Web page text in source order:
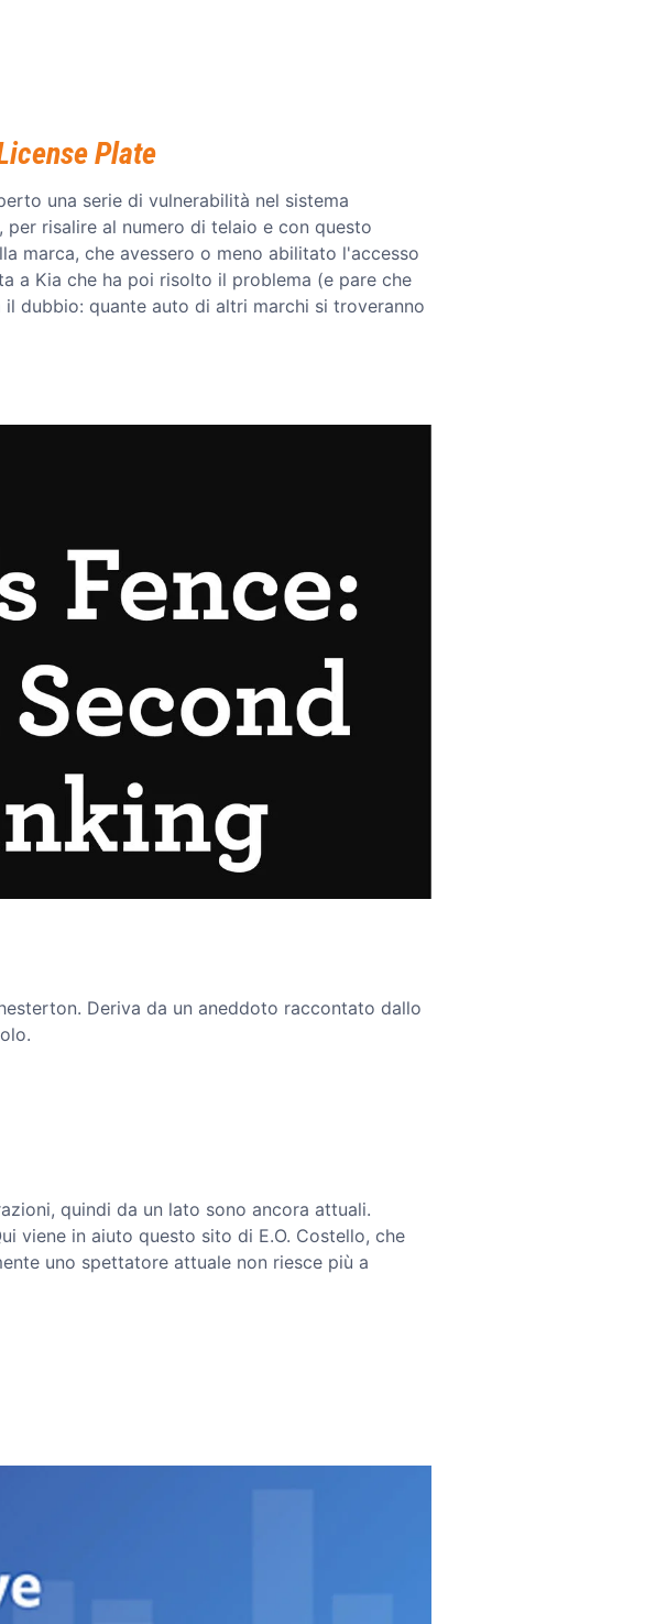
Plate
una serie di vulnerabilità nel sistema
risalire al numero di telaio e con questo
marca, che avessero o meno abilitato l'accesso
a Kia che ha poi risolto il problema (e pare che
dubbio: quante auto di altri marchi si troveranno
Deriva da un aneddoto raccontato dallo
quindi da un lato sono ancora attuali.
viene in aiuto questo sito di E.O. Costello, che
uno spettatore attuale non riesce più a